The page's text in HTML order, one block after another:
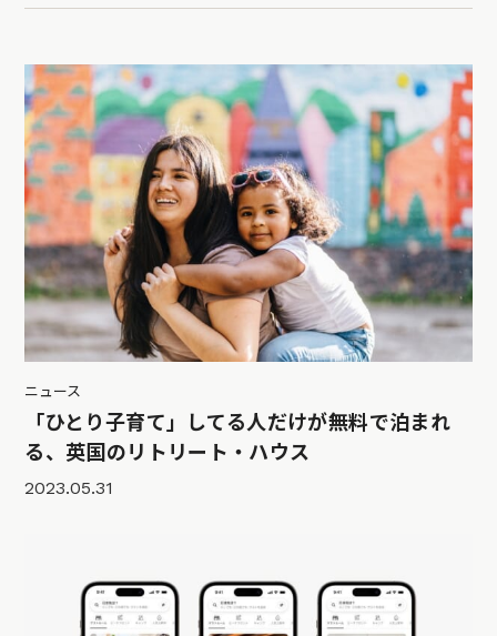
ニュース
「ひとり子育て」してる人だけが無料で泊まれ
る、英国のリトリート・ハウス
2023.05.31